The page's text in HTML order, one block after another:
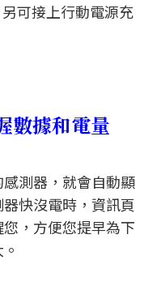
可接上行動電源充
數據和電量
測器，就會自動顯
快沒電時，資訊頁
，方便您提早為下